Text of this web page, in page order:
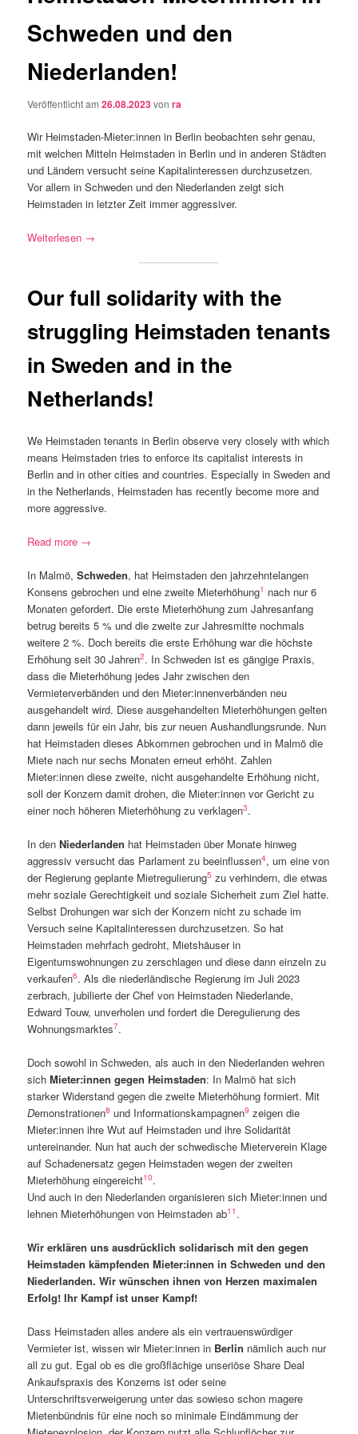
Schweden und den
Niederlanden!
Veröffentlicht am26.08.2023vonra
Wir Heimstaden-Mieter:innen in Berlin beobachten sehr genau,
mit welchen Mitteln Heimstaden in Berlin und in anderen Städten
und Ländern versucht seine Kapitalinteressen durchzusetzen.
Vor allem in Schweden und den Niederlanden zeigt sich
Heimstaden in letzter Zeit immer aggressiver.
Weiterlesen →
Our full solidarity with the
struggling Heimstaden tenants
in Sweden and in the
Netherlands!
We Heimstaden tenants in Berlin observe very closely with which
means Heimstaden tries to enforce its capitalist interests in
Berlin and in other cities and countries. Especially in Sweden and
in the Netherlands, Heimstaden has recently become more and
more aggressive.
Read more →
In Malmö,Schweden, hat Heimstaden den jahrzehntelangen
Konsens gebrochen und eine zweite Mieterhöhung1 nach nur 6
Monaten gefordert. Die erste Mieterhöhung zum Jahresanfang
betrug bereits 5 % und die zweite zur Jahresmitte nochmals
weitere 2 %. Doch bereits die erste Erhöhung war die höchste
Erhöhung seit 30 Jahren2. In Schweden ist es gängige Praxis,
dass die Mieterhöhung jedes Jahr zwischen den
Vermieterverbänden und den Mieter:innenverbänden neu
ausgehandelt wird. Diese ausgehandelten Mieterhöhungen gelten
dann jeweils für ein Jahr, bis zur neuen Aushandlungsrunde. Nun
hat Heimstaden dieses Abkommen gebrochen und in Malmö die
Miete nach nur sechs Monaten erneut erhöht. Zahlen
Mieter:innen diese zweite, nicht ausgehandelte Erhöhung nicht,
soll der Konzern damit drohen, die Mieter:innen vor Gericht zu
einer noch höheren Mieterhöhung zu verklagen3.
In denNiederlanden hat Heimstaden über Monate hinweg
aggressiv versucht das Parlament zu beeinflussen4, um eine von
der Regierung geplante Mietregulierung5 zu verhindern, die etwas
mehr soziale Gerechtigkeit und soziale Sicherheit zum Ziel hatte.
Selbst Drohungen war sich der Konzern nicht zu schade im
Versuch seine Kapitalinteressen durchzusetzen. So hat
Heimstaden mehrfach gedroht, Mietshäuser in
Eigentumswohnungen zu zerschlagen und diese dann einzeln zu
verkaufen6. Als die niederländische Regierung im Juli 2023
zerbrach, jubilierte der Chef von Heimstaden Niederlande,
Edward Touw, unverholen und fordert die Deregulierung des
Wohnungsmarktes7.
Doch sowohl in Schweden, als auch in den Niederlanden wehren
sichMieter:innen gegen Heimstaden: In Malmö hat sich
starker Widerstand gegen die zweite Mieterhöhung formiert. Mit
Demonstrationen8 und Informationskampagnen9 zeigen die
Mieter:innen ihre Wut auf Heimstaden und ihre Solidarität
untereinander. Nun hat auch der schwedische Mieterverein Klage
auf Schadenersatz gegen Heimstaden wegen der zweiten
Mieterhöhung eingereicht10.
Und auch in den Niederlanden organisieren sich Mieter:innen und
lehnen Mieterhöhungen von Heimstaden ab11 .
Wir erklären uns ausdrücklich solidarisch mit den gegen
Heimstaden kämpfenden Mieter:innen in Schweden und den
Niederlanden. Wir wünschen ihnen von Herzen maximalen
Erfolg! Ihr Kampf ist unser Kampf!
Dass Heimstaden alles andere als ein vertrauenswürdiger
Vermieter ist, wissen wir Mieter:innen in Berlin nämlich auch nur
all zu gut. Egal ob es die großflächige unseriöse Share Deal
Ankaufspraxis des Konzerns ist oder seine
Unterschriftsverweigerung unter das sowieso schon magere
Mietenbündnis für eine noch so minimale Eindämmung der